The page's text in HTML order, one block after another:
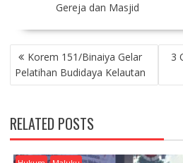
Gereja dan Masjid
P
O
S
N
A
V
Korem 151/Binaiya Gelar
Pelatihan Budidaya Kelautan
3
RELATED POSTS